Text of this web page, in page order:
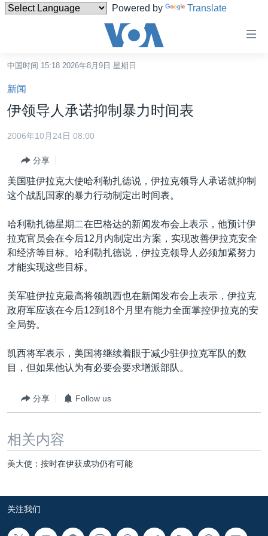
Powered by Translate
碍
链
接
转
容
跳
航
到
检
中国
港澳
国际
印太
中东
欧洲
非洲
美洲
经济·金融·贸易
人权·法律·宗教
科教·文娱·体健
军事
劳工
美中关系
热点专题
白宫要闻
国会报道
美中关系
埃博拉疫情
重要讲话与声明
南中国海争端
关注西藏
GEN Z 看美国
VOA视频
VOA今日焦点
中文广播
关注我们
中国时间 15:18 2026年8月9日 星期日
新闻
伊领导人承诺抑制暴力时间表
2006年10月24日 08:00
分享
美国驻伊拉克大使哈利勒扎德说，伊拉克领导人承诺就抑制
这个战乱国家的暴力行动制定出时间表。
哈利勒扎德星期二在巴格达的新闻发布会上表示，他预计伊
拉克官员会在今后12月内制定出方案，实现改善伊拉克安全
和经济等目标。哈利勒扎德说，伊拉克领导人必须加紧努力
才能实现这些目标。
美军驻伊拉克最高将领凯西也在新闻发布会上表示，伊拉克
政府军应该在今后12到18个月里有能力全面掌控伊拉克的安
全局势。
凯西将军表示，美国将继续着眼于减少驻伊拉克军队的数
目，但如果他认为有必要会要求增派部队。
分享 Follow us
相关内容
美大使：按时在伊获成功仍有可能
关注我们